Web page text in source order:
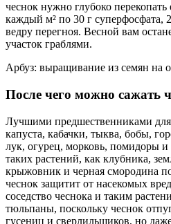
чеснок нужно глубоко
каждый м² по 30 г суперфосфата,
ведру перегноя. Весной вам
участок граблями.
Арбуз: выращивание из семян на
После чего можно сажать
Лучшими предшественниками для
капуста, кабачки, тыква, бобы,
лук, огурец, морковь, помидоры и
таких растений, как клубника,
крыжовник и черная смородина
чеснок защитит от насекомых
соседство чеснока и таким
тюльпаны, поскольку чеснок
гусениц и сверлильщиков, но